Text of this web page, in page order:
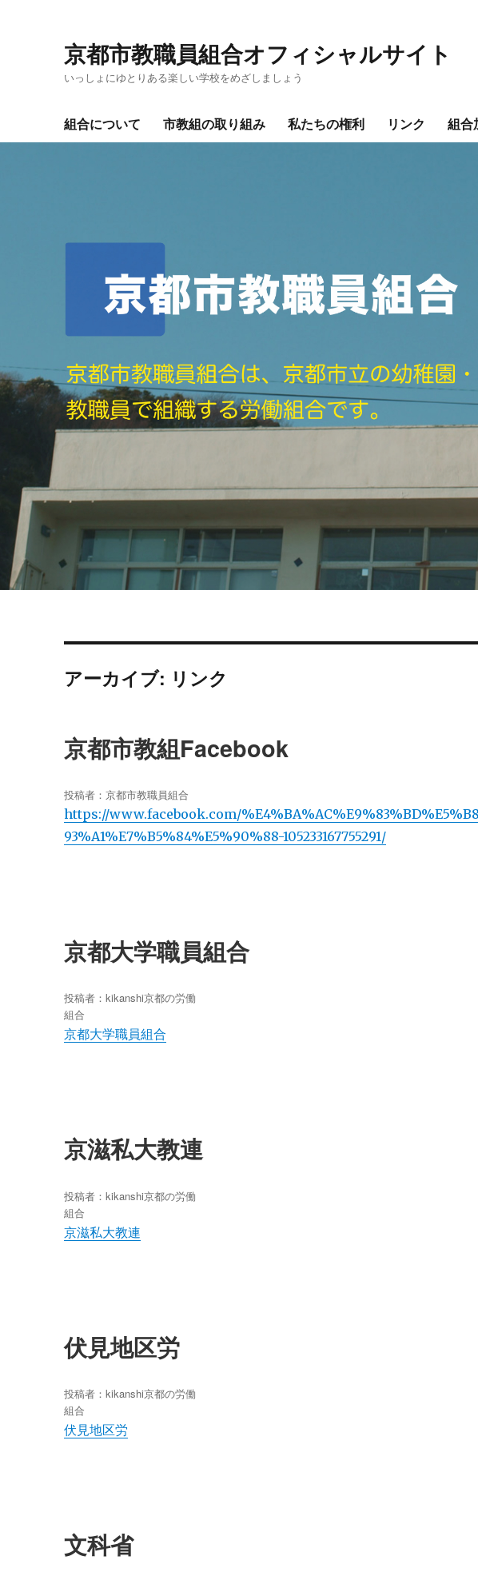
京都市教職員組合オフィシャルサイト
いっしょにゆとりある楽しい学校をめざしましょう
組合について 市教組の取り組み 私たちの権利 リンク 組合
アーカイブ: リンク
京都市教組Facebook
投稿者：京都市教職員組合
https://www.facebook.com/
93%A1%E7%B5%84%E5%90%88-105233167755291/
京都大学職員組合
投稿者：kikanshi京都の労働
組合
京都大学職員組合
京滋私大教連
投稿者：kikanshi京都の労働
組合
京滋私大教連
伏見地区労
投稿者：kikanshi京都の労働
組合
伏見地区労
文科省